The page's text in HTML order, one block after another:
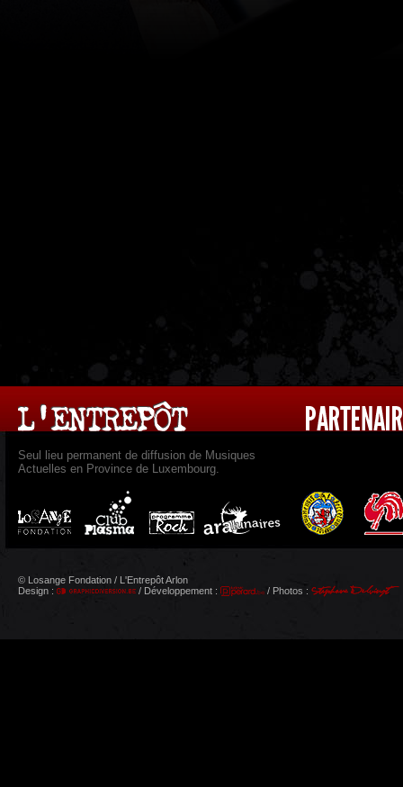
Seul lieu permanent de diffusion de Musiques
Actuelles en Province de Luxembourg.
© Losange Fondation / L'Entrepôt Arlon
Design :
/ Développement : / Photos :